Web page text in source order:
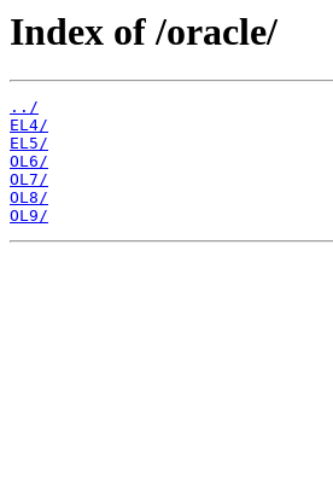
Index of /oracle/
../
EL4/
EL5/
OL6/
OL7/
OL8/
OL9/